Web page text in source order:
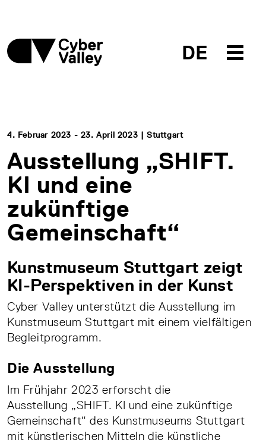
DE
4. Februar 2023 - 23. April 2023 | Stuttgart
Ausstellung „SHIFT.
KI und eine
zukünftige
Gemeinschaft“
Kunstmuseum Stuttgart zeigt
KI-Perspektiven in der Kunst
Cyber Valley unterstützt die Ausstellung im
Kunstmuseum Stuttgart mit einem vielfältigen
Begleitprogramm.
Die Ausstellung
Im Frühjahr 2023 erforscht die
Ausstellung „SHIFT. KI und eine zukünftige
Gemeinschaft“ des Kunstmuseums Stuttgart
mit künstlerischen Mitteln die künstliche